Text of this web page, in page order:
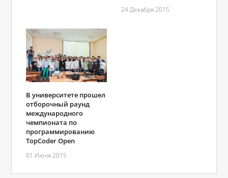
24 Декабря 2015
В университете прошел
отборочный раунд
международного
чемпионата по
программированию
TopCoder Open
01 Июня 2015